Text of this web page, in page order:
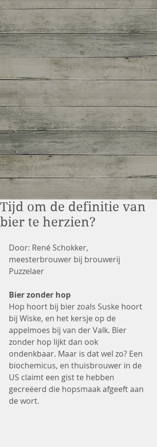
Tijd om de definitie van
bier te herzien?
Door: René Schokker,
meesterbrouwer bij brouwerij
Puzzelaer
Bier zonder hop
Hop hoort bij bier zoals Suske hoort
bij Wiske, en het kersje op de
appelmoes bij van der Valk. Bier
zonder hop lijkt dan ook
ondenkbaar. Maar is dat wel zo? Een
biochemicus, en thuisbrouwer in de
US claimt een gist te hebben
gecreëerd die hopsmaak afgeeft aan
de wort.